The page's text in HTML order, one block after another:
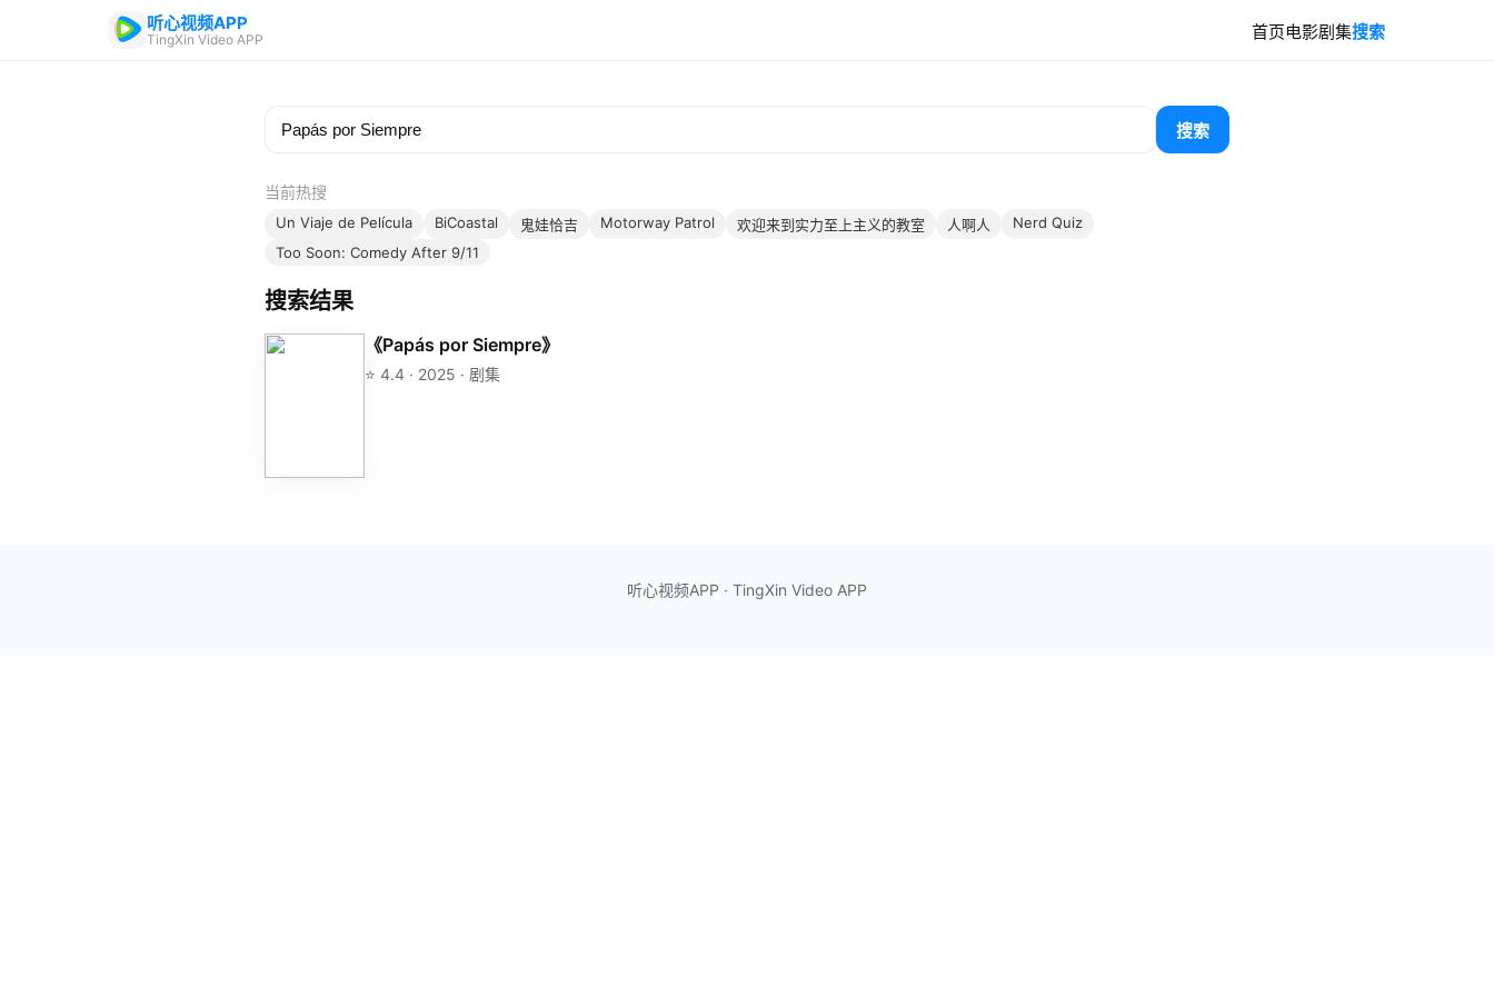
听心视频APP
TingXin Video APP 首页电影剧集搜索
搜索
当前热搜
Un Viaje de Película BiCoastal 鬼娃恰吉 Motorway Patrol 欢迎来到实力至上主义的教室 人啊人
Nerd Quiz
Too Soon: Comedy After 9/11
搜索结果
《Papás por Siempre》
⭐ 4.4 · 2025 · 剧集
听心视频APP · TingXin Video APP